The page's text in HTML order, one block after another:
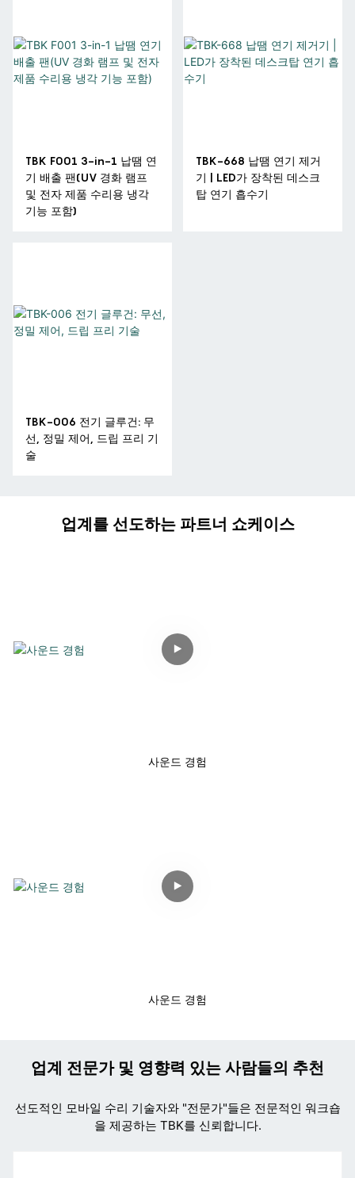
TBK F001 3-in-1 납땜 연
기 배출 팬(UV 경화 램프
및 전자 제품 수리용 냉각
기능 포함)
TBK-668 납땜 연기 제거
기 | LED가 장착된 데스크
탑 연기 흡수기
TBK-006 전기 글루건: 무
선, 정밀 제어, 드립 프리 기
술
업계를 선도하는 파트너 쇼케이스
사운드 경험
사운드 경험
업계 전문가 및 영향력 있는 사람들의 추천
선도적인 모바일 수리 기술자와 "전문가"들은 전문적인 워크숍
을 제공하는 TBK를 신뢰합니다.